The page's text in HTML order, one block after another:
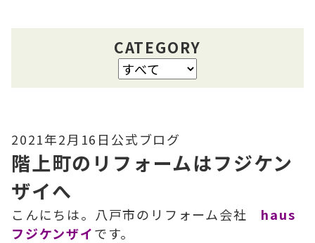
CATEGORY
2021年2月16日 公式ブログ
階上町のリフォームはフジケン
ザイへ
こんにちは。八戸市のリフォーム会社 haus
フジケンザイです。